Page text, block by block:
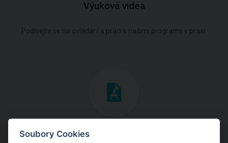
Výuková videa
Inženýrské manuály
Soubory Cookies